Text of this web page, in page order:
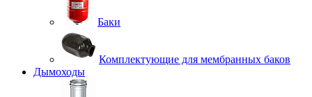
Баки
Комплектующие для мембранных баков
Дымоходы